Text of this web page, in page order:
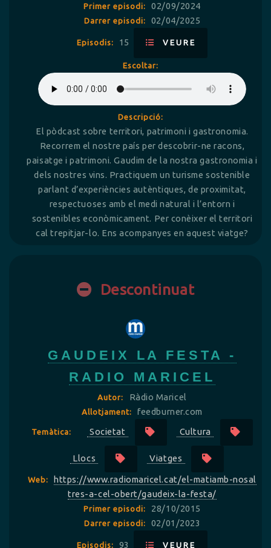
Primer episodi: 02/09/2024
Darrer episodi: 02/04/2025
Episodis: 15 VEURE
Escoltar:
Descripció:
El pòdcast sobre territori, patrimoni i gastronomia.
Recorrem el nostre país per descobrir-ne racons,
paisatge i patrimoni. Gaudim de la nostra gastronomia i
dels nostres vins. Practiquem un turisme sostenible
parlant d’experiències autèntiques, de proximitat,
respectuoses amb el medi natural i l’entorn i
sostenibles econòmicament. Per conèixer el territori
cal trepitjar-lo. Ens acompanyes en aquest viatge?
Descontinuat
GAUDEIX LA FESTA -
RADIO MARICEL
Autor: Ràdio Maricel
Allotjament: feedburner.com
Temàtica: Societat Cultura
Llocs Viatges
Web:
https://www.radiomaricel.cat/el-matiamb-nosal
tres-a-cel-obert/gaudeix-la-festa/
Primer episodi: 28/10/2015
Darrer episodi: 02/01/2023
Episodis: 93 VEURE